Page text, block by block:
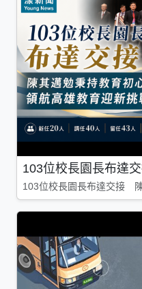
103位校長園長布達
103位校長園長布達交接